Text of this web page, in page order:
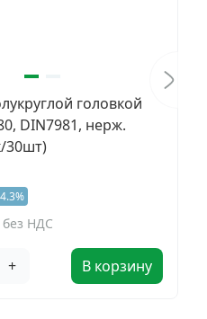
головкой
DIN7981, нерж.
30шт)
без НДС
+ В корзину